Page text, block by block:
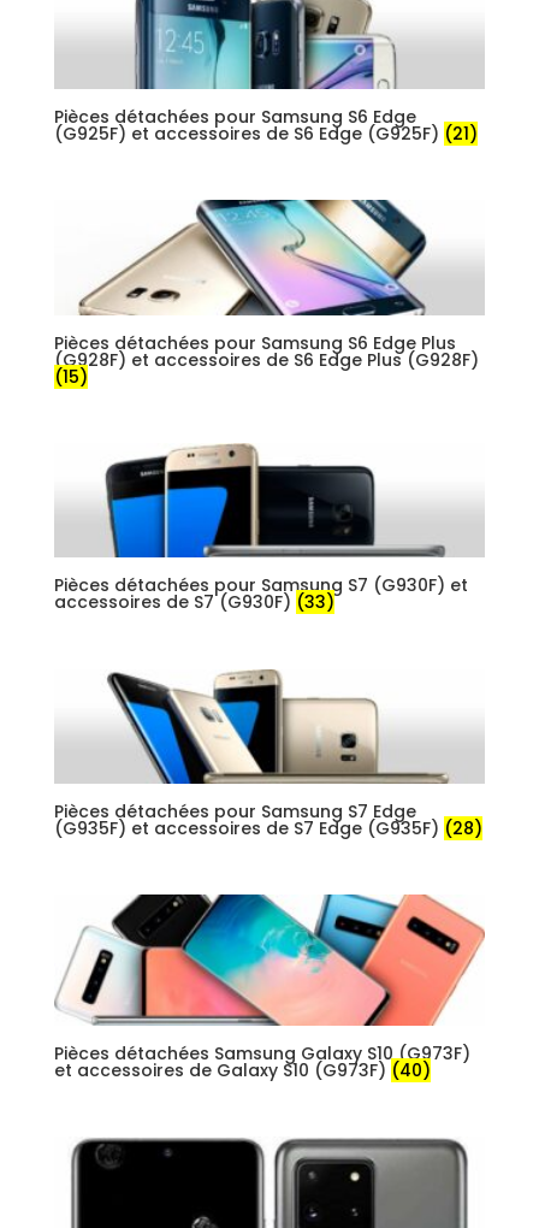
Pièces détachées pour Samsung S6 Edge
(G925F) et accessoires de S6 Edge (G925F) (21)
Pièces détachées pour Samsung S6 Edge Plus
(G928F) et accessoires de S6 Edge Plus (G928F)
(15)
Pièces détachées pour Samsung S7 (G930F) et
accessoires de S7 (G930F) (33)
Pièces détachées pour Samsung S7 Edge
(G935F) et accessoires de S7 Edge (G935F) (28)
Pièces détachées Samsung Galaxy S10 (G973F)
et accessoires de Galaxy S10 (G973F) (40)